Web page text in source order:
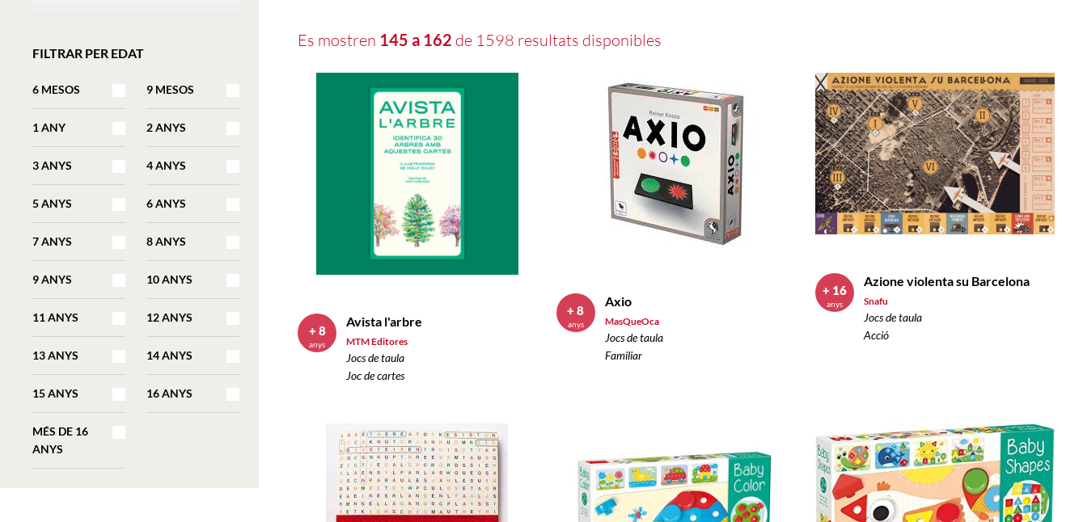
Es mostren 145 a 162 de 1598 resultats disponibles
Avista l'arbre
MTM Editores
Jocs de taula
Joc de cartes
+ 8
anys
Axio
MasQueOca
Jocs de taula
Familiar
+ 8
anys
Azione violenta su Barcelona
Snafu
Jocs de taula
Acció
+ 16
anys
FILTRAR PER EDAT
6 MESOS 9 MESOS
1 ANY 2 ANYS
3 ANYS 4 ANYS
5 ANYS 6 ANYS
7 ANYS 8 ANYS
9 ANYS 10 ANYS
11 ANYS 12 ANYS
13 ANYS 14 ANYS
15 ANYS 16 ANYS
MÉS DE 16
ANYS